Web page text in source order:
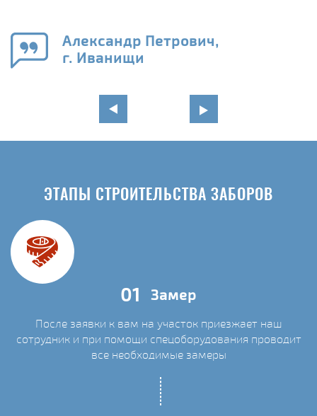
Александр Петрович,
г. Иванищи
ЭТАПЫ СТРОИТЕЛЬСТВА ЗАБОРОВ
01 Замер
После заявки к вам на участок приезжает наш
сотрудник и при помощи спецоборудования проводит
все необходимые замеры